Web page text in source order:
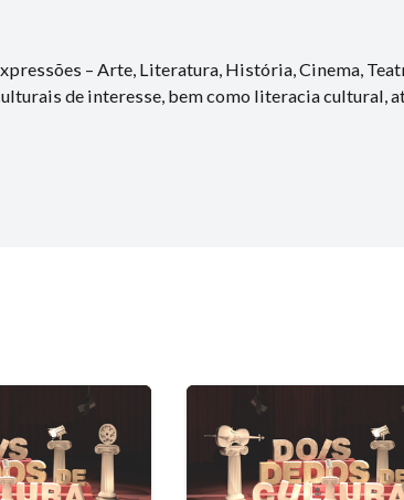
– Arte, Literatura, História, Cinema,
de interesse, bem como literacia cultural,